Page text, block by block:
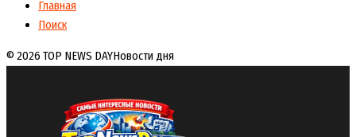
Главная
Поиск
© 2026 TOP NEWS DAYНовости дня